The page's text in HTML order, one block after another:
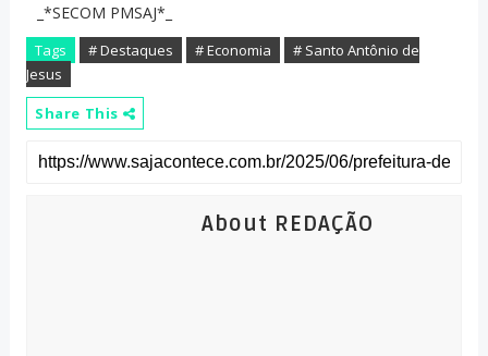
_*SECOM PMSAJ*_
Tags # Destaques # Economia
# Santo Antônio de
Jesus
Share This
About REDAÇÃO